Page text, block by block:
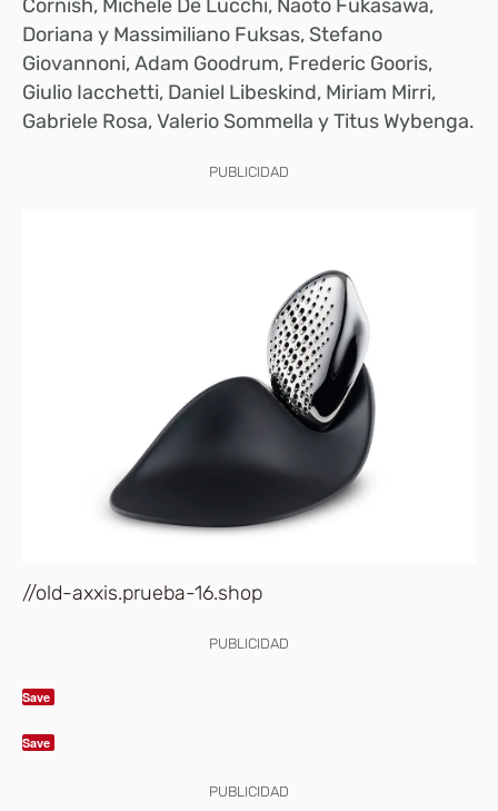
Cornish, Michele De Lucchi, Naoto Fukasawa,
Doriana y Massimiliano Fuksas, Stefano
Giovannoni, Adam Goodrum, Frederic Gooris,
Giulio Iacchetti, Daniel Libeskind, Miriam Mirri,
Gabriele Rosa, Valerio Sommella y Titus Wybenga.
PUBLICIDAD
//old-axxis.prueba-16.shop
PUBLICIDAD
Save
Save
PUBLICIDAD